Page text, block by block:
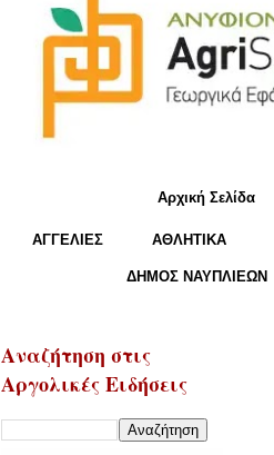
Αρχική Σελίδα
ΑΓΓΕΛΙΕΣ ΑΘΛΗΤΙΚΑ
ΔΗΜΟΣ ΝΑΥΠΛΙΕΩΝ
Αναζήτηση στις
Αργολικές Ειδήσεις